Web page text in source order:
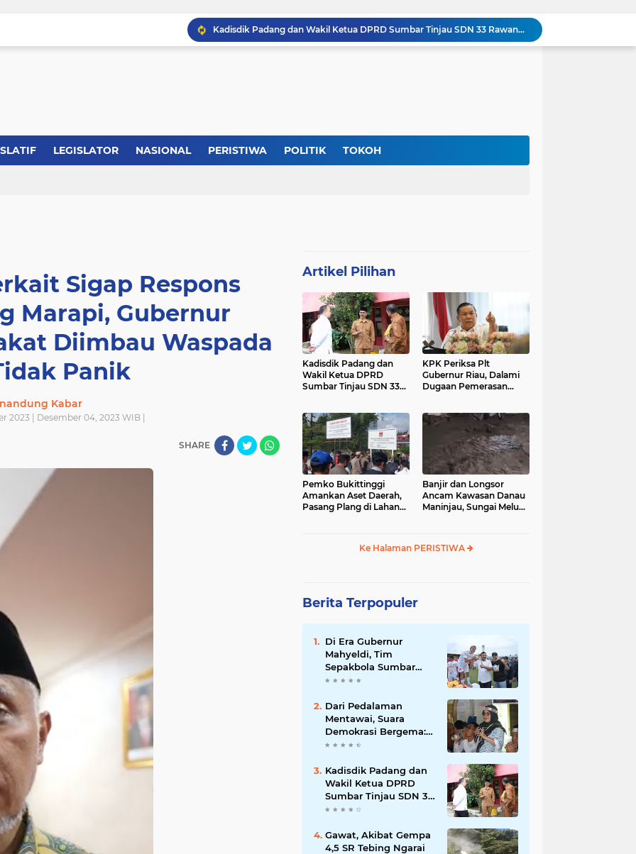
Kadisdik Padang dan Wakil Ketua DPRD Sumbar Tinjau SDN 33 Rawang Barat, Minta Publik Tak Berspekulasi Soal Dugaan Bullying Siswi
KPK Periksa Plt Gubernur Riau, Dalami Dugaan Pemerasan Proyek PUPR yang Menjerat Sejumlah Pejabat
Truk CPO Terjun ke Jurang Sedalam 50 Meter di Sitinjau Lauik, PKJR Tewas Terjepit di Lokasi
LEGISLATOR NASIONAL PERISTIWA POLITIK TOKOH
Sigap Respons
Marapi, Gubernur
Diimbau Waspada
Panik
Kabar
2023 | Desember 04, 2023 WIB |
SHARE
Artikel Pilihan
Kadisdik Padang dan
Wakil Ketua DPRD
Sumbar Tinjau SDN 33
Soal Dugaan Bullying
Siswi
KPK Periksa Plt
Gubernur Riau, Dalami
Dugaan Pemerasan
Pejabat
Pemko Bukittinggi
Amankan Aset Daerah,
Pasang Plang di Lahan
Banjir dan Longsor
Ancam Kawasan Danau
Maninjau, Sungai Meluap
Ke Halaman PERISTIWA
Berita Terpopuler
Di Era Gubernur
Mahyeldi, Tim
Sepakbola Sumbar
Boyong Medali Emas
Sumatera XI
Dari Pedalaman
Mentawai, Suara
Demokrasi Bergema:
Bawaslu RI
Kampung
Pengawasan
Partisipatif di Desa
Matotonan
Kadisdik Padang dan
Wakil Ketua DPRD
Sumbar Tinjau SDN 33
Rawang Barat, Minta
Berspekulasi Soal
Dugaan Bullying Siswi
Gawat, Akibat Gempa
4,5 SR Tebing Ngarai